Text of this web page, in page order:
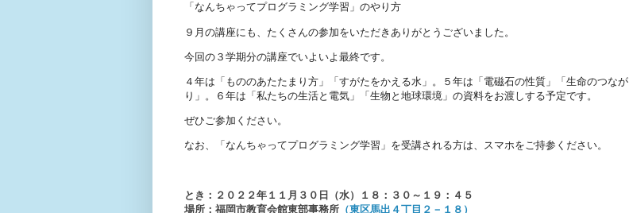
「なんちゃってプログラミング学習」のやり方
９月の講座にも、たくさんの参加をいただきありがとうございました。
今回の３学期分の講座でいよいよ最終です。
４年は「もののあたたまり方」「すがたをかえる水」。５年は「電磁石の性質」「生命のつなが
り」。６年は「私たちの生活と電気」「生物と地球環境」の資料をお渡しする予定です。
ぜひご参加ください。
なお、「なんちゃってプログラミング学習」を受講される方は、スマホをご持参ください。
とき：２０２２年１１月３０日（水）１８：３０～１９：４５
場所：福岡市教育会館東部事務所 （東区馬出４丁目２－１８）